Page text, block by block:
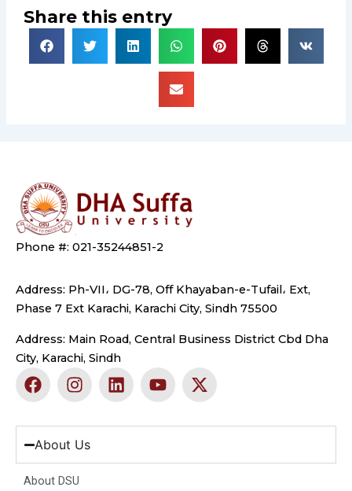
Share this entry
Phone #: 021-35244851-2
Address: Ph-VII، DG-78, Off Khayaban-e-Tufail، Ext,
Phase 7 Ext Karachi, Karachi City, Sindh 75500
Address: Main Road, Central Business District Cbd Dha
City, Karachi, Sindh
F
a
e
b
o
o
I
n
t
a
g
r
L
i
k
d
Y
o
t
b
X
-
w
t
About Us
About DSU